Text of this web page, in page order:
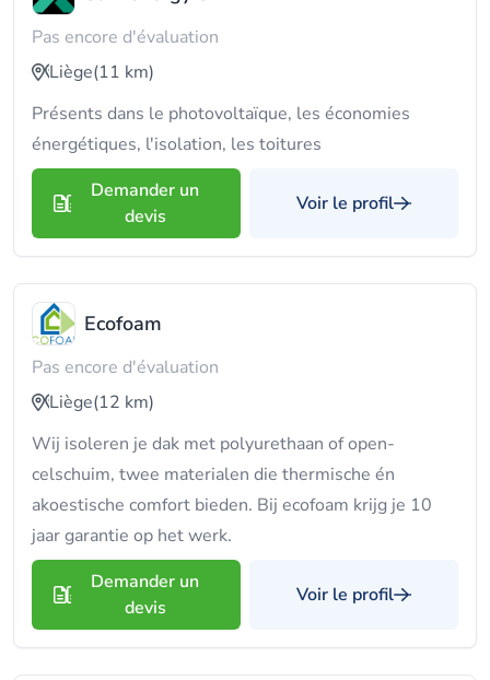
Pas encore d'évaluation
Liège(11 km)
Présents dans le photovoltaïque, les économies
énergétiques, l'isolation, les toitures
Demander un
devis
Voir le profil
Ecofoam
Pas encore d'évaluation
Liège(12 km)
Wij isoleren je dak met polyurethaan of open-
celschuim, twee materialen die thermische én
akoestische comfort bieden. Bij ecofoam krijg je 10
jaar garantie op het werk.
Demander un
devis
Voir le profil